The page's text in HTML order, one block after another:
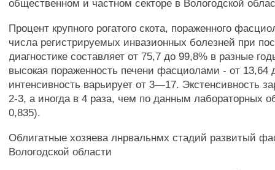
общественном и частном секторе в Вологодской
Процент крупного рогатого скота, пораженного
числа регистрируемых инвазионных болезней при
диагностике составляет от 75,7 до 99,8% в разные
высокая пораженность печени фасциолами - от 13,64
интенсивность варьирует от 3—17. Экстенсивность
2-3, а иногда в 4 раза, чем по данным лабораторных
0,835).
Облигатные хозяева лнрвальнмх стадий развитый
Вологодской области